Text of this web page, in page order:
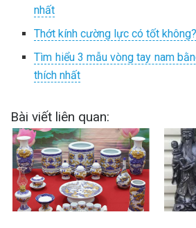
nhất
Thớt kính cường lực có tốt không?
Tìm hiểu 3 mẫu vòng tay nam
thích nhất
Bài viết liên quan: